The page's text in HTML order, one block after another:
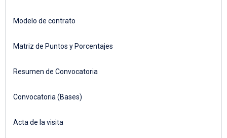
Modelo de contrato
Matriz de Puntos y Porcentajes
Resumen de Convocatoria
Convocatoria (Bases)
Acta de la visita